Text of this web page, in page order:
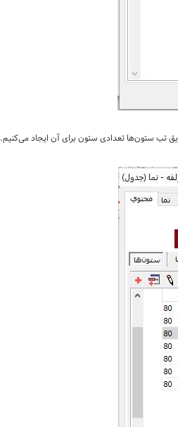
تب ستون‌ها تعدادی ستون برای آن ایجاد می‌کنیم.